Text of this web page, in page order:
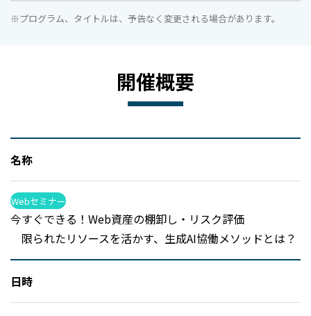
※プログラム、タイトルは、予告なく変更される場合があります。
開催概要
名称
Webセミナー
今すぐできる！Web資産の棚卸し・リスク評価
限られたリソースを活かす、生成AI協働メソッドとは？
日時